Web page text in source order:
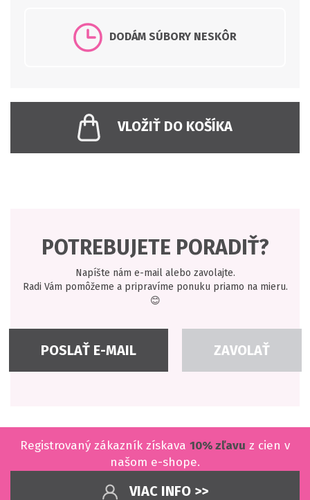
DODÁM SÚBORY NESKÔR
VLOŽIŤ DO KOŠÍKA
POTREBUJETE PORADIŤ?
Napíšte nám e-mail alebo zavolajte.
Radi Vám pomôžeme a pripravíme ponuku priamo na mieru.
😊
POSLAŤ E-MAIL ZAVOLAŤ
Registrovaný zákazník získava 10% zľavu z cien v
našom e-shope.
VIAC INFO >>